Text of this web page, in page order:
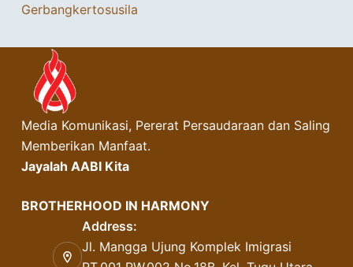
Gerbangkertosusila
Media Komunikasi, Pererat Persaudaraan dan Saling
Memberikan Manfaat.
Jayalah AABI Kita
BROTHERHOOD IN HARMONY
Address:
Jl. Mangga Ujung Komplek Imigrasi